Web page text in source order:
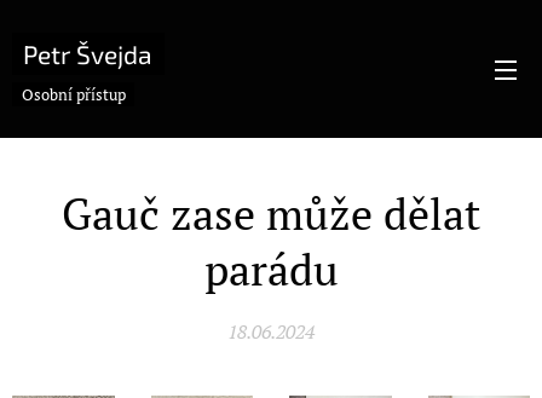
Petr Švejda
Osobní přístup
Gauč zase může dělat
parádu
18.06.2024